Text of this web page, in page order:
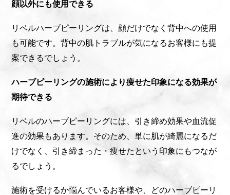
顔以外にも使用できる
リベルハーブピーリングは、顔だけでなく背中への使用
も可能です。背中の肌トラブルが気になるお客様にも提
案できるでしょう。
ハーブピーリングの施術により痩せた印象になる効果が
期待できる
リベルのハーブピーリングには、引き締め効果や血流促
進の効果もあります。そのため、単に肌が綺麗になるだ
けでなく、引き締まった・痩せたという印象にもつなが
るでしょう。
施術を受けるか悩んでいるお客様や、どのハーブピーリ